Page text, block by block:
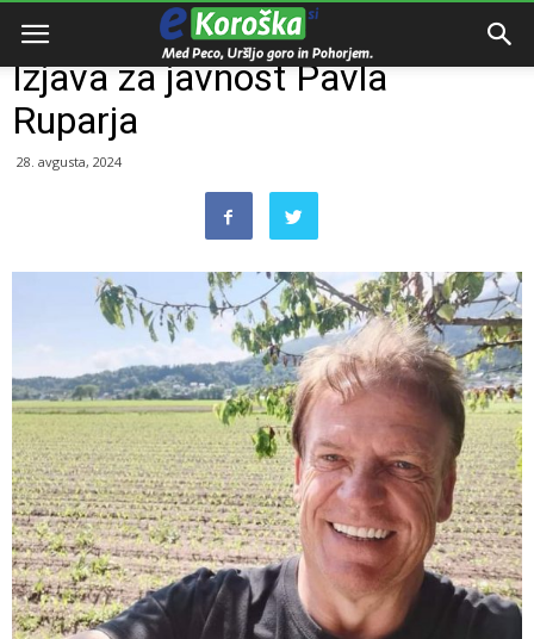
Domov
Izjava za javnost Pavla
Ruparja
28. avgusta, 2024